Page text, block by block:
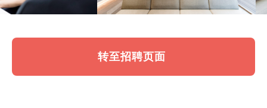
转至招聘页面